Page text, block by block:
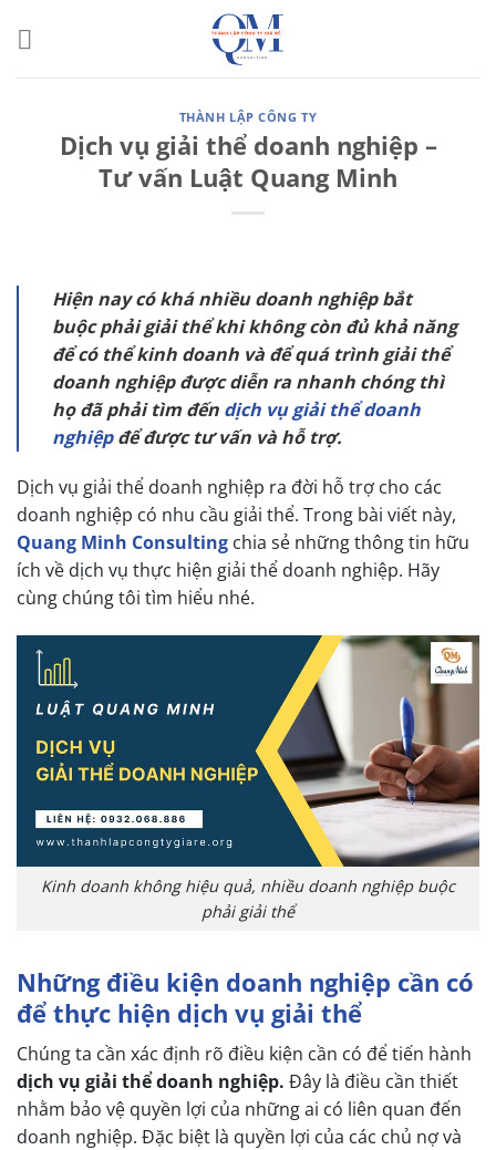
qua
THÀNH LẬP CÔNG TY
Dịch vụ giải thể doanh nghiệp –
Tư vấn Luật Quang Minh
Hiện nay có khá nhiều doanh nghiệp bắt
buộc phải giải thể khi không còn đủ khả năng
để có thể kinh doanh và để quá trình giải thể
doanh nghiệp được diễn ra nhanh chóng thì
họ đã phải tìm đến dịch vụ giải thể doanh
nghiệpđể được tư vấn và hỗ trợ.
Dịch vụ giải thể doanh nghiệp ra đời hỗ trợ cho các
doanh nghiệp có nhu cầu giải thể. Trong bài viết này,
Quang Minh Consulting chia sẻ những thông tin hữu
ích về dịch vụ thực hiện giải thể doanh nghiệp. Hãy
cùng chúng tôi tìm hiểu nhé.
Kinh doanh không hiệu quả, nhiều doanh nghiệp buộc
phải giải thể
Những điều kiện doanh nghiệp cần có
để thực hiện dịch vụ giải thể
Chúng ta cần xác định rõ điều kiện cần có để tiến hành
dịch vụ giải thể doanh nghiệp. Đây là điều cần thiết
nhằm bảo vệ quyền lợi của những ai có liên quan đến
doanh nghiệp. Đặc biệt là quyền lợi của các chủ nợ và